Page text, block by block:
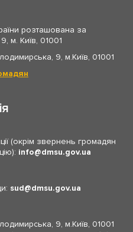
розташована за
м. Київ, 01001
9, м.Київ, 01001
(окрім звернень громадян
info dmsu.gov.ua
sud dmsu.gov.ua
9, м.Київ, 01001